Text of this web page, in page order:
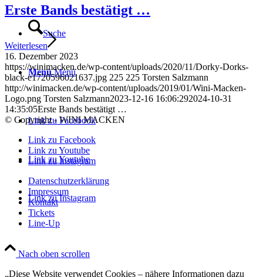
Suche
Menü Menü
Link zu Facebook
Link zu Youtube
Link zu Instagram
Erste Bands bestätigt …
Weiterlesen
16. Dezember 2023
https://winimacken.de/wp-content/uploads/2020/11/Dorky-Dorks-
black-e1720596021637.jpg 225 225 Torsten Salzmann
http://winimacken.de/wp-content/uploads/2019/01/Wini-Macken-
Logo.png Torsten Salzmann2023-12-16 16:06:292024-10-31
14:35:05Erste Bands bestätigt …
© Copyright - WINI MACKEN
Link zu Facebook
Link zu Youtube
Link zu Instagram
Datenschutzerklärung
Impressum
Kontakt
Tickets
Line-Up
Nach oben scrollen
„Diese Website verwendet Cookies – nähere Informationen dazu